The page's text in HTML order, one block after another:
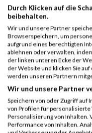
3737
Eric
4071
3897
Manuel
3800
Yannic
3820
Pascal
3864
James
3731
Karl-Heinz
4104
Alex
3982
Thomas
3901
Johann
Durch Klicken auf die
beibehalten.
Wir und unsere Partner
Browserspeichern, um
aufgrund eines berechtigten
ablehnen oder verwalten,
der linken unteren Ecke der
der Website und klicken Sie
werden unseren Partnern
Wir und unsere Partner
Speichern von oder Zugriff auf
von Profilen für
Personalisierung von Inhalten.
Performance von Inhalten.